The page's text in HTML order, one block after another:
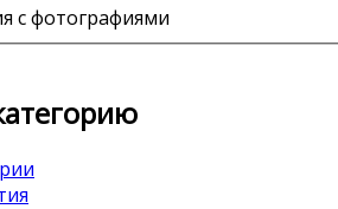
с фотографиями